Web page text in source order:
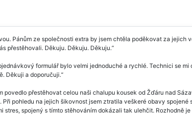
Pánům ze společnosti extra by jsem chtěla poděkovat za jejich
přestěhovali. Děkuju. Děkuju. Děkuju.
formulář bylo velmi jednoduché a rychlé. Technici se mi
Děkuji a doporučuji.
přestěhovat celou naši chalupu kousek od Žďáru nad
pohledu na jejich šikovnost jsem ztratila veškeré obavy spojené
spojený s tímto stěhováním dokázali tak ulehčit. Rozhodně je